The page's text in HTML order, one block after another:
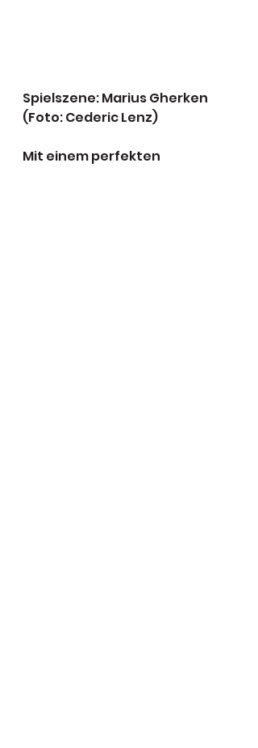
Spielszene: Marius Gherken
(Foto: Cederic Lenz)
Mit einem perfekten